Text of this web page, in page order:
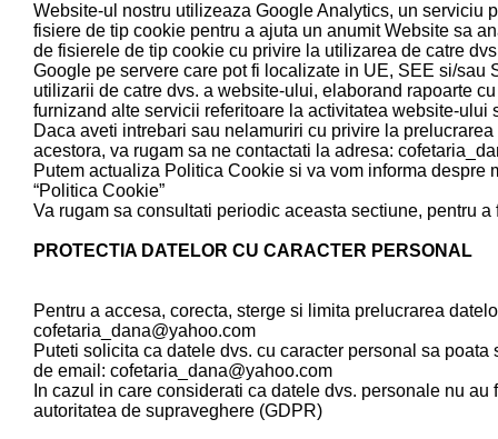
Website-ul nostru utilizeaza Google Analytics, un serviciu
fisiere de tip cookie pentru a ajuta un anumit Website sa
de fisierele de tip cookie cu privire la utilizarea de catre
Google pe servere care pot fi localizate in UE, SEE si/
utilizarii de catre dvs. a website-ului, elaborand rapoarte
furnizand alte servicii referitoare la activitatea website-ului
Daca aveti intrebari sau nelamuriri cu privire la
acestora, va rugam sa ne contactati la adresa:
Putem actualiza Politica Cookie si va vom informa
“Politica Cookie”
Va rugam sa consultati periodic aceasta sectiune, pentru
PROTECTIA DATELOR CU CARACTER PERSONAL
Pentru a accesa, corecta, sterge si limita prelucrarea
cofetaria_dana@yahoo.com
Puteti solicita ca datele dvs. cu caracter personal sa
de email: cofetaria_dana@yahoo.com
In cazul in care considerati ca datele dvs. personale nu
autoritatea de supraveghere (GDPR)